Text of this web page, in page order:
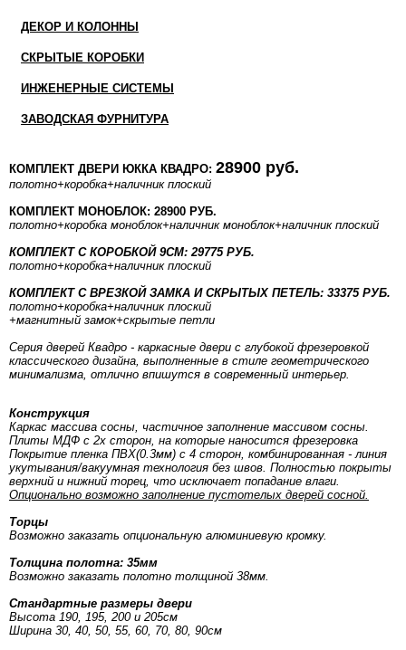
ДЕКОР И КОЛОННЫ
СКРЫТЫЕ КОРОБКИ
ИНЖЕНЕРНЫЕ СИСТЕМЫ
ЗАВОДСКАЯ ФУРНИТУРА
КОМПЛЕКТ ДВЕРИ ЮККА КВАДРО: 28900 руб.
полотно+коробка+наличник плоский
КОМПЛЕКТ МОНОБЛОК: 28900 РУБ.
полотно+коробка моноблок+наличник моноблок+наличник плоский
КОМПЛЕКТ С КОРОБКОЙ 9СМ: 29775 РУБ.
полотно+коробка+наличник плоский
КОМПЛЕКТ С ВРЕЗКОЙ ЗАМКА И СКРЫТЫХ ПЕТЕЛЬ: 33375 РУБ.
полотно+коробка+наличник плоский
+магнитный замок+скрытые петли
Серия дверей Квадро - каркасные двери с глубокой фрезеровкой
классического дизайна, выполненные в стиле геометрического
минимализма, отлично впишутся в современный интерьер.
Конструкция
Каркас массива сосны, частичное заполнение массивом сосны.
Плиты МДФ с 2х сторон, на которые наносится фрезеровка
Покрытие пленка ПВХ(0.3мм) с 4 сторон, комбинированная - линия
укутывания/вакуумная технология без швов. Полностью покрыты
верхний и нижний торец, что исключает попадание влаги.
Опционально возможно заполнение пустотелых дверей сосной.
Торцы
Возможно заказать опциональную алюминиевую кромку.
Толщина полотна: 35мм
Возможно заказать полотно толщиной 38мм.
Стандартные размеры двери
Высота 190, 195, 200 и 205см
Ширина 30, 40, 50, 55, 60, 70, 80, 90см